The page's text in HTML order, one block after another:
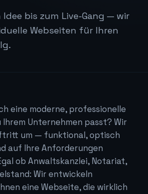
bis zum Live-Gang — wir
Webseiten für Ihren
eine moderne, professionelle
Ihrem Unternehmen passt? Wir
um — funktional, optisch
auf Ihre Anforderungen
ob Anwaltskanzlei, Notariat,
Wir entwickeln
eine Webseite, die wirklich